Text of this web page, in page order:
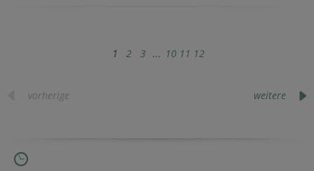
1 2 3 ... 10 11 12
vorherige weitere